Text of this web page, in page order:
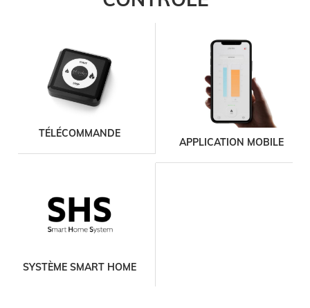
TÉLÉCOMMANDE
APPLICATION MOBILE
SYSTÈME SMART HOME